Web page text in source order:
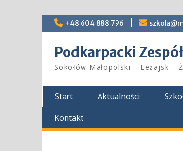
Skip
+48 604 888 796
Podkarpacki
Sokołów Małopolski – Leżajsk –
Start Aktualności
Kontakt